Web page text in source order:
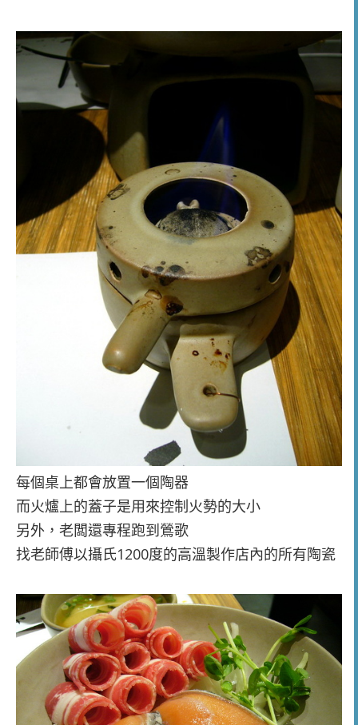
每個桌上都會放置一個陶器
而火爐上的蓋子是用來控制火勢的大小
另外，老闆還專程跑到鶯歌
找老師傅以攝氏1200度的高溫製作店內的所有陶瓷